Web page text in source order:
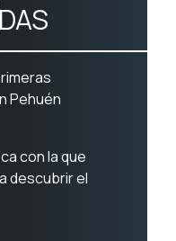
Pehuén
con la que
descubrir el